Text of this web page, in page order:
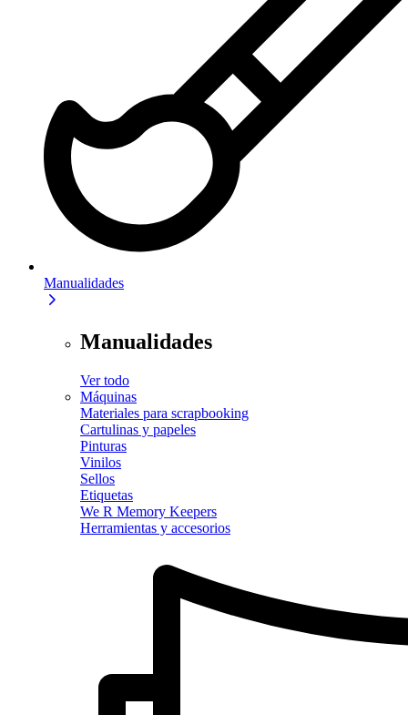
Manualidades
Manualidades
Ver todo
Máquinas
Materiales para scrapbooking
Cartulinas y papeles
Pinturas
Vinilos
Sellos
Etiquetas
We R Memory Keepers
Herramientas y accesorios